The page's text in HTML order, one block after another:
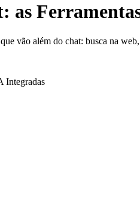
as
vão além do chat: busca na